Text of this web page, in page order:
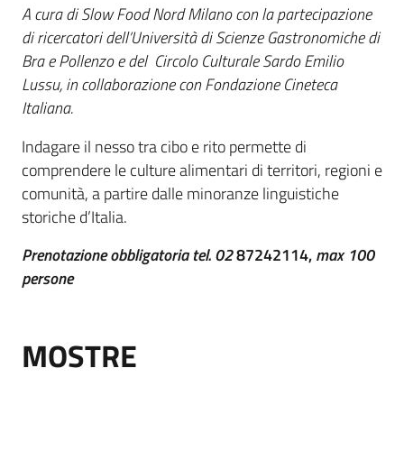
A cura di Slow Food Nord Milano con la partecipazione
di ricercatori dell’Università di Scienze Gastronomiche di
Bra e Pollenzo e del Circolo Culturale Sardo Emilio
Lussu, in collaborazione con Fondazione Cineteca
Italiana.
Indagare il nesso tra cibo e rito permette di
comprendere le culture alimentari di territori, regioni e
comunità, a partire dalle minoranze linguistiche
storiche d’Italia.
Prenotazione obbligatoria tel. 0287242114,max 100
persone
MOSTRE